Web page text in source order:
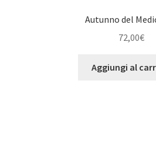
Autunno del
72,00€
Aggiungi al